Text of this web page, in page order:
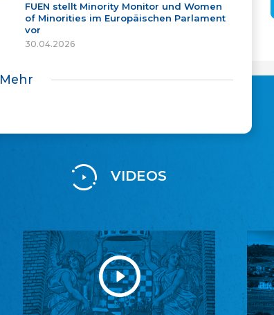
FUEN stellt Minority Monitor und Women
of Minorities im Europäischen Parlament
vor
30.04.2026
Mehr
VIDEOS